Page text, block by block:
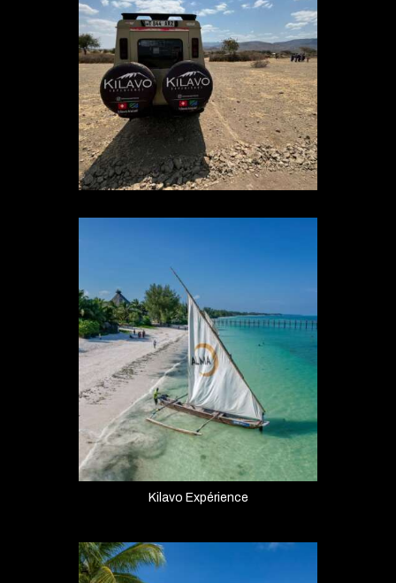
Kilavo Expérience